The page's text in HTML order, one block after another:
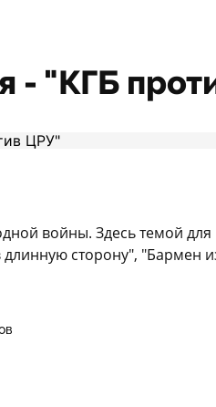
- "КГБ
войны. Здесь темой
сторону", "Бармен